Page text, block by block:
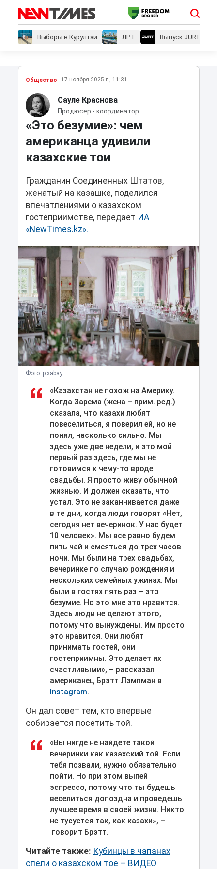
Выборы в Курултай ЛРТ Выпуск JURT
Общество 17 ноября 2025 г., 11:31
Сауле Краснова
Продюсер - координатор
«Это безумие»: чем
американца удивили
казахские тои
Гражданин Соединенных Штатов,
женатый на казашке, поделился
впечатлениями о казахском
гостеприимстве, передает ИА
«NewTimes.kz».
Фото: pixabay
«Казахстан не похож на Америку.
Когда Зарема (жена – прим. ред.)
сказала, что казахи любят
повеселиться, я поверил ей, но не
понял, насколько сильно. Мы
здесь уже две недели, и это мой
первый раз здесь, где мы не
готовимся к чему-то вроде
свадьбы. Я просто живу обычной
жизнью. И должен сказать, что
устал. Это не заканчивается даже
в те дни, когда люди говорят «Нет,
сегодня нет вечеринок. У нас будет
10 человек». Мы все равно будем
пить чай и смеяться до трех часов
ночи. Мы были на трех свадьбах,
вечеринке по случаю рождения и
нескольких семейных ужинах. Мы
были в гостях пять раз – это
безумие. Но это мне это нравится.
Здесь люди не делают этого,
потому что вынуждены. Им просто
это нравится. Они любят
принимать гостей, они
гостеприимны. Это делает их
счастливыми», – рассказал
американец Брэтт Лэмпман в
Instagram.
Он дал совет тем, кто впервые
собирается посетить той.
«Вы нигде не найдете такой
вечеринки как казахский той. Если
тебя позвали, нужно обязательно
пойти. Но при этом выпей
эспрессо, потому что ты будешь
веселиться допоздна и проведешь
лучшее время в своей жизни. Никто
не тусуется так, как казахи», –
говорит Брэтт.
Читайте также: Кубинцы в чапанах
спели о казахском тое – ВИДЕО